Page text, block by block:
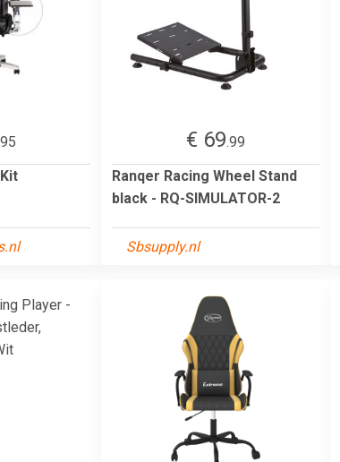
€ 69.99
Ranqer Racing Wheel Stand
black - RQ-SIMULATOR-2
Sbsupply.nl